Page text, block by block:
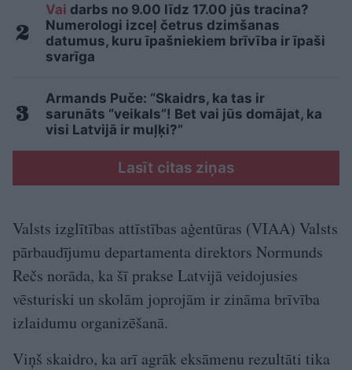
Vai darbs no 9.00 līdz 17.00 jūs tracina?
Numerologi izceļ četrus dzimšanas
datumus, kuru īpašniekiem brīvība ir īpaši
svarīga
Armands Puče: “Skaidrs, ka tas ir
sarunāts “veikals”! Bet vai jūs domājat, ka
visi Latvijā ir muļķi?”
Lasīt citas ziņas
Valsts izglītības attīstības aģentūras (VIAA) Valsts
pārbaudījumu departamenta direktors Normunds
Rečs norāda, ka šī prakse Latvijā veidojusies
vēsturiski un skolām joprojām ir zināma brīvība
izlaidumu organizēšanā.
Viņš skaidro, ka arī agrāk eksāmenu rezultāti tika